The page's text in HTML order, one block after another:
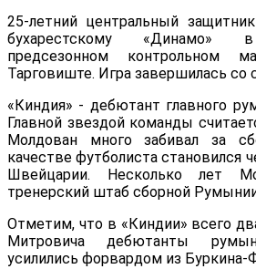
25-летний центральный
бухарестскому «Динамо» в
предсезонном контрольном
Тарговиште. Игра завершилась со
«Киндия» - дебютант главного
Главной звездой команды
Молдован много забивал за
качестве футболиста становился
Швейцарии. Несколько лет
тренерский штаб сборной
Отметим, что в «Киндии» всего
Митровича дебютанты
усилились форвардом из Буркина-